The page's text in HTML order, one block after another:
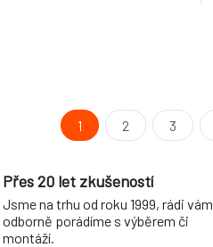
1 2 3
Přes 20 let zkušeností
Jsme na trhu od roku 1999, rádi vám
odborně porádíme s výběrem či
montáží.